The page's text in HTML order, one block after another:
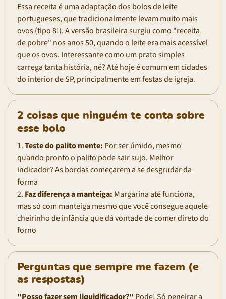
Essa receita é uma adaptação dos bolos de leite
portugueses, que tradicionalmente levam muito mais
ovos (tipo 8!). A versão brasileira surgiu como "receita
de pobre" nos anos 50, quando o leite era mais acessível
que os ovos. Interessante como um prato simples
carrega tanta história, né? Até hoje é comum em cidades
do interior de SP, principalmente em festas de igreja.
2 coisas que ninguém te conta sobre
esse bolo
1.Teste do palito mente: Por ser úmido, mesmo
quando pronto o palito pode sair sujo. Melhor
indicador? As bordas começarem a se desgrudar da
forma
2. Faz diferença a manteiga: Margarina até funciona,
mas só com manteiga mesmo que você consegue aquele
cheirinho de infância que dá vontade de comer direto do
forno
Perguntas que sempre me fazem (e
as respostas)